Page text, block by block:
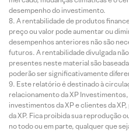
desempenho do investimento.
A rentabilidade de produtos
preço ou valor pode aumentar ou
desempenhos anteriores não são
futuros. A rentabilidade divulgada
presentes neste material são
poderão ser significativamente
Este relatório é destinado à
relacionamento da XP
investimentos da XP e clientes da
da XP. Fica proibida sua reprodução
no todo ou em parte, qualquer que